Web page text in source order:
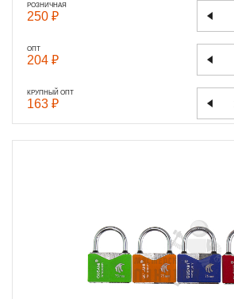
РОЗНИЧНАЯ
250 ₽
ОПТ
204 ₽
КРУПНЫЙ ОПТ
163 ₽